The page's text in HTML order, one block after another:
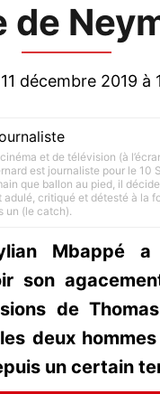
de
décembre 2019 à
et de télévision (à
est journaliste pour le 10
que ballon au pied, il
adulé, critiqué et détesté à la
un (le catch).
Mbappé a
son
de
deux
un certain